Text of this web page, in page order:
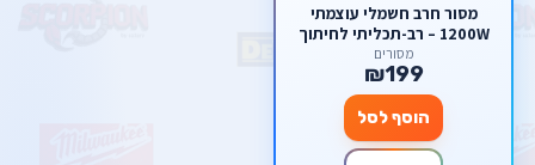
מסור חרב חשמלי עוצמתי
1200W – רב-תכליתי לחיתוך
סל"ד) מבית סקורפיון
מסורים
₪199
הוסף לסל